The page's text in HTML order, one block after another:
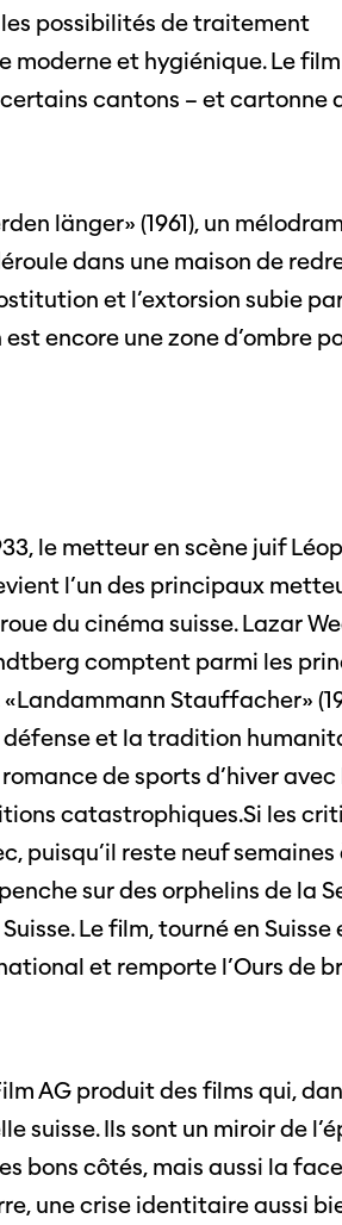
filmo
possibilités de traitement
et hygiénique. Le
cantons – et cartonne
länger» (1961), un
dans une maison de
et l’extorsion subie
encore une zone d’ombre
le metteur en scène juif
l’un des principaux
du cinéma suisse. Lazar
comptent parmi les
Stauffacher»
défense et la tradition
romance de sports d’hiver
catastrophiques.Si les
puisqu’il reste neuf semaines
sur des orphelins de la
Le film, tourné en Suisse
et remporte l’Ours de
AG produit des films qui,
suisse. Ils sont un miroir de
bons côtés, mais aussi la
une crise identitaire aussi